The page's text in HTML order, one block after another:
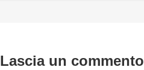
Lascia un commento